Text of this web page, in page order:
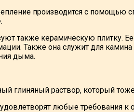
производится с
также керамическую плитку.
Также она служит для
дыма.
глиняный раствор, который
любые требования